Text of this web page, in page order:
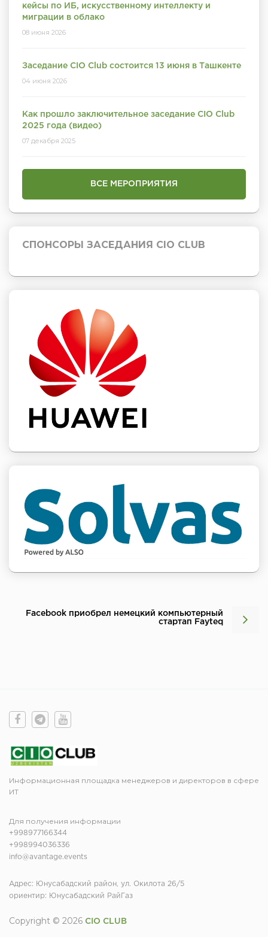
кейсы по ИБ, искусственному интеллекту и
миграции в облако
08 июня 2026
Заседание CIO Club состоится 13 июня в Ташкенте
04 июня 2026
Как прошло заключительное заседание CIO Club
2025 года (видео)
07 декабря 2025
ВСЕ МЕРОПРИЯТИЯ
СПОНСОРЫ ЗАСЕДАНИЯ CIO CLUB
Facebook приобрел немецкий компьютерный
стартап Fayteq
Информационная площадка менеджеров и директоров в сфере
ИТ
Для получения информации
+998977166344
+998994036336
info@avantage.events
Адрес: Юнусабадский район, ул. Окилота 26/5
ориентир: Юнусабадский РайГаз
Copyright © 2026 CIO CLUB